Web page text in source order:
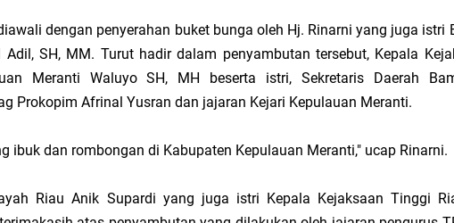
Bupati Asmar Dorong Kemudahan Layanan Pensiun ASN melalui Sinergi
Hari Mangrove Sedunia, Yayasan Generasi Hijau Beri Penghargaan kepada
Camat Pulau Merbau Hermansyah, S.H. Sampaikan Tahniah Hari Jadi ke-14
dengan penyerahan buket bunga oleh Hj. Rinarni yang juga istri
Adil, SH, MM. Turut hadir dalam penyambutan tersebut, Kepala
Meranti Waluyo SH, MH beserta istri, Sekretaris Daerah
Prokopim Afrinal Yusran dan jajaran Kejari Kepulauan Meranti.
ibuk dan rombongan di Kabupaten Kepulauan Meranti," ucap Rinarni.
Riau Anik Supardi yang juga istri Kepala Kejaksaan Tinggi